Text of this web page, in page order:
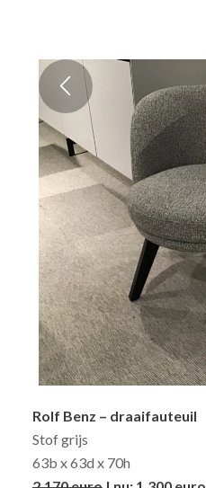
Rolf Benz – draaifauteuil
Stof grijs
63b x 63d x 70h